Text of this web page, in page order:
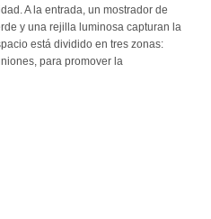
A la entrada, un mostrador de
y una rejilla luminosa capturan la
está dividido en tres zonas:
para promover la